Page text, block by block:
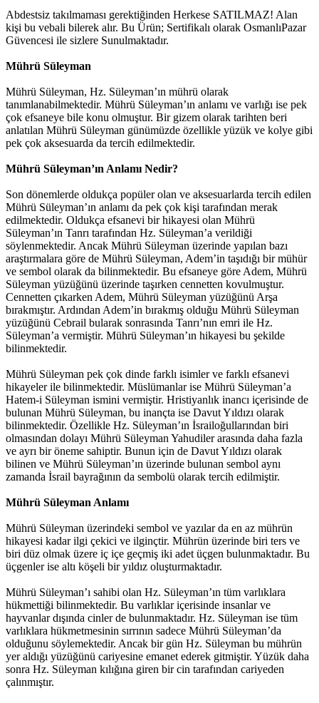
Abdestsiz takılmaması gerektiğinden Herkese SATILMAZ! Alan
kişi bu vebali bilerek alır. Bu Ürün; Sertifikalı olarak OsmanlıPazar
Güvencesi ile sizlere Sunulmaktadır.
Mührü Süleyman
Mührü Süleyman, Hz. Süleyman’ın mührü olarak
tanımlanabilmektedir. Mührü Süleyman’ın anlamı ve varlığı ise pek
çok efsaneye bile konu olmuştur. Bir gizem olarak tarihten beri
anlatılan Mührü Süleyman günümüzde özellikle yüzük ve kolye gibi
pek çok aksesuarda da tercih edilmektedir.
Mührü Süleyman’ın Anlamı Nedir?
Son dönemlerde oldukça popüler olan ve aksesuarlarda tercih edilen
Mührü Süleyman’ın anlamı da pek çok kişi tarafından merak
edilmektedir. Oldukça efsanevi bir hikayesi olan Mührü
Süleyman’ın Tanrı tarafından Hz. Süleyman’a verildiği
söylenmektedir. Ancak Mührü Süleyman üzerinde yapılan bazı
araştırmalara göre de Mührü Süleyman, Adem’in taşıdığı bir mühür
ve sembol olarak da bilinmektedir. Bu efsaneye göre Adem, Mührü
Süleyman yüzüğünü üzerinde taşırken cennetten kovulmuştur.
Cennetten çıkarken Adem, Mührü Süleyman yüzüğünü Arşa
bırakmıştır. Ardından Adem’in bırakmış olduğu Mührü Süleyman
yüzüğünü Cebrail bularak sonrasında Tanrı’nın emri ile Hz.
Süleyman’a vermiştir. Mührü Süleyman’ın hikayesi bu şekilde
bilinmektedir.
Mührü Süleyman pek çok dinde farklı isimler ve farklı efsanevi
hikayeler ile bilinmektedir. Müslümanlar ise Mührü Süleyman’a
Hatem-i Süleyman ismini vermiştir. Hristiyanlık inancı içerisinde de
bulunan Mührü Süleyman, bu inançta ise Davut Yıldızı olarak
bilinmektedir. Özellikle Hz. Süleyman’ın İsrailoğullarından biri
olmasından dolayı Mührü Süleyman Yahudiler arasında daha fazla
ve ayrı bir öneme sahiptir. Bunun için de Davut Yıldızı olarak
bilinen ve Mührü Süleyman’ın üzerinde bulunan sembol aynı
zamanda İsrail bayrağının da sembolü olarak tercih edilmiştir.
Mührü Süleyman Anlamı
Mührü Süleyman üzerindeki sembol ve yazılar da en az mührün
hikayesi kadar ilgi çekici ve ilginçtir. Mührün üzerinde biri ters ve
biri düz olmak üzere iç içe geçmiş iki adet üçgen bulunmaktadır. Bu
üçgenler ise altı köşeli bir yıldız oluşturmaktadır.
Mührü Süleyman’ı sahibi olan Hz. Süleyman’ın tüm varlıklara
hükmettiği bilinmektedir. Bu varlıklar içerisinde insanlar ve
hayvanlar dışında cinler de bulunmaktadır. Hz. Süleyman ise tüm
varlıklara hükmetmesinin sırrının sadece Mührü Süleyman’da
olduğunu söylemektedir. Ancak bir gün Hz. Süleyman bu mührün
yer aldığı yüzüğünü cariyesine emanet ederek gitmiştir. Yüzük daha
sonra Hz. Süleyman kılığına giren bir cin tarafından cariyeden
çalınmıştır.